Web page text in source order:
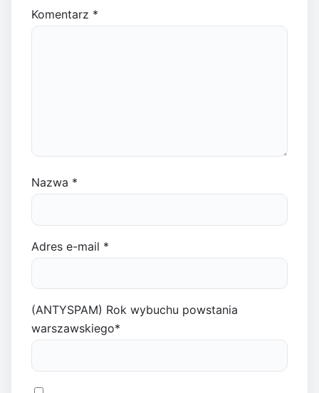
Komentarz *
Nazwa *
Adres e-mail *
(ANTYSPAM) Rok wybuchu powstania
warszawskiego*